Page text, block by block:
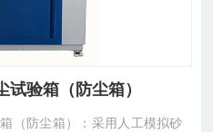
验箱（防尘箱）
（防尘箱）：采用人工模拟砂